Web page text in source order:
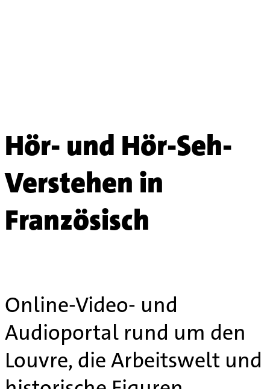
Hör- und Hör-Seh-
Verstehen in
Französisch
Online-Video- und
Audioportal rund um den
Louvre, die Arbeitswelt und